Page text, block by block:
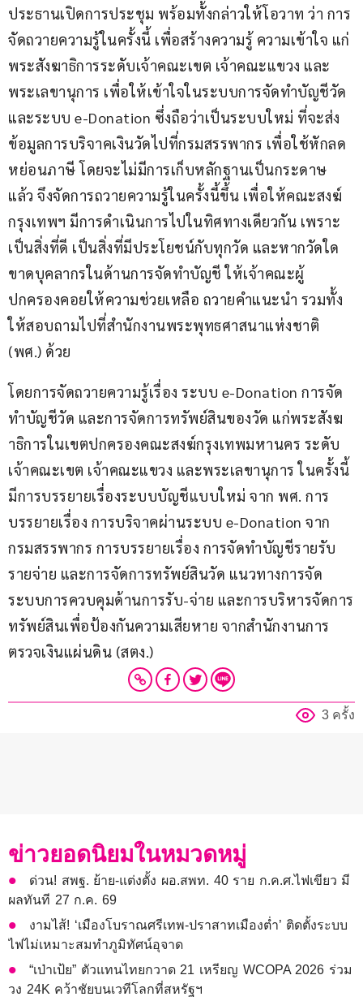
ประธานเปิดการประชุม พร้อมทั้งกล่าวให้โอวาท ว่า การ
จัดถวายความรู้ในครั้งนี้ เพื่อสร้างความรู้ ความเข้าใจ แก่
พระสังฆาธิการระดับเจ้าคณะเขต เจ้าคณะแขวง และ
พระเลขานุการ เพื่อให้เข้าใจในระบบการจัดทำบัญชีวัด
และระบบ e-Donation ซึ่งถือว่าเป็นระบบใหม่ ที่จะส่ง
ข้อมูลการบริจาคเงินวัดไปที่กรมสรรพากร เพื่อใช้หักลด
หย่อนภาษี โดยจะไม่มีการเก็บหลักฐานเป็นกระดาษ
แล้ว จึงจัดการถวายความรู้ในครั้งนี้ขึ้น เพื่อให้คณะสงฆ์
กรุงเทพฯ มีการดำเนินการไปในทิศทางเดียวกัน เพราะ
เป็นสิ่งที่ดี เป็นสิ่งที่มีประโยชน์กับทุกวัด และหากวัดใด
ขาดบุคลากรในด้านการจัดทำบัญชี ให้เจ้าคณะผู้
ปกครองคอยให้ความช่วยเหลือ ถวายคำแนะนำ รวมทั้ง
ให้สอบถามไปที่สำนักงานพระพุทธศาสนาแห่งชาติ
(พศ.) ด้วย
โดยการจัดถวายความรู้เรื่อง ระบบ e-Donation การจัด
ทำบัญชีวัด และการจัดการทรัพย์สินของวัด แก่พระสังฆ
าธิการในเขตปกครองคณะสงฆ์กรุงเทพมหานคร ระดับ
เจ้าคณะเขต เจ้าคณะแขวง และพระเลขานุการ ในครั้งนี้
มีการบรรยายเรื่องระบบบัญชีแบบใหม่ จาก พศ. การ
บรรยายเรื่อง การบริจาคผ่านระบบ e-Donation จาก
กรมสรรพากร การบรรยายเรื่อง การจัดทำบัญชีรายรับ
รายจ่าย และการจัดการทรัพย์สินวัด แนวทางการจัด
ระบบการควบคุมด้านการรับ-จ่าย และการบริหารจัดการ
ทรัพย์สินเพื่อป้องกันความเสียหาย จากสำนักงานการ
ตรวจเงินแผ่นดิน (สตง.)
3 ครั้ง
ข่าวยอดนิยมในหมวดหมู่
ด่วน! สพฐ. ย้าย-แต่งตั้ง ผอ.สพท. 40 ราย ก.ค.ศ.ไฟเขียว มี
ผลทันที 27 ก.ค. 69
งามไส้! ‘เมืองโบราณศรีเทพ-ปราสาทเมืองต่ำ’ ติดตั้งระบบ
ไฟไม่เหมาะสมทำภูมิทัศน์อุจาด
“เป่าเป้ย” ตัวแทนไทยกวาด 21 เหรียญ WCOPA 2026 ร่วม
วง 24K คว้าชัยบนเวทีโลกที่สหรัฐฯ